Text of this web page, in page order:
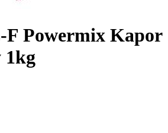
Powermix Kapor
1kg